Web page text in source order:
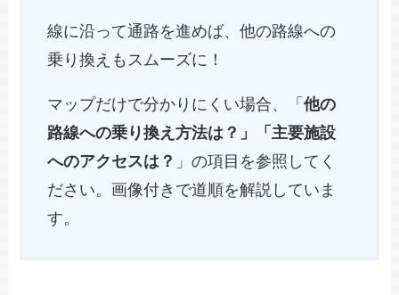
線に沿って通路を進めば、他の路線への
乗り換えもスムーズに！
マップだけで分かりにくい場合、「他の
路線への乗り換え方法は？」「主要施設
へのアクセスは？ 」の項目を参照してく
ださい。画像付きで道順を解説していま
す。